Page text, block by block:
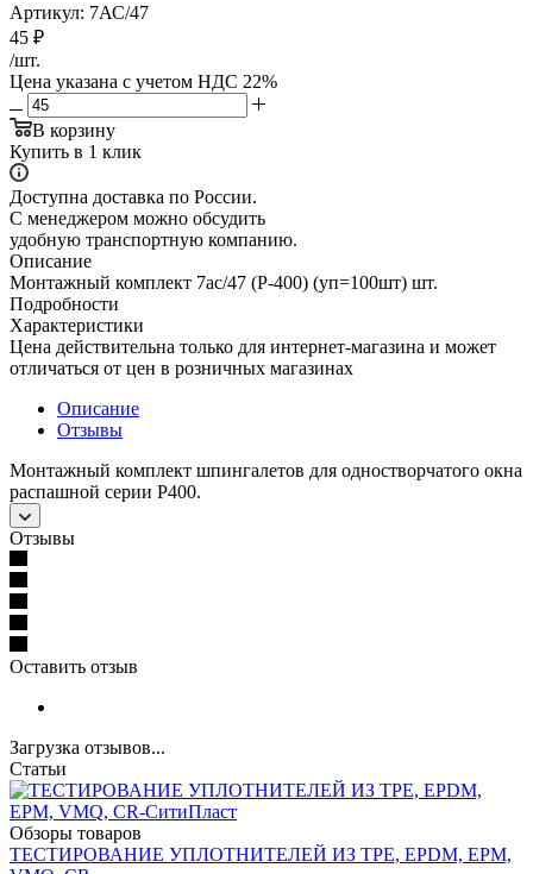
Артикул: 7АС/47
45 ₽
/шт.
Цена указана с учетом НДС 22%
В корзину
Купить в 1 клик
Доступна доставка по России.
С менеджером можно обсудить
удобную транспортную компанию.
Описание
Монтажный комплект 7ac/47 (Р-400) (уп=100шт) шт.
Подробности
Характеристики
Цена действительна только для интернет-магазина и может
отличаться от цен в розничных магазинах
Описание
Отзывы
Монтажный комплект шпингалетов для одностворчатого окна
распашной серии Р400.
Отзывы
Оставить отзыв
Загрузка отзывов...
Статьи
Обзоры товаров
ТЕСТИРОВАНИЕ УПЛОТНИТЕЛЕЙ ИЗ TPE, EPDM, EPM,